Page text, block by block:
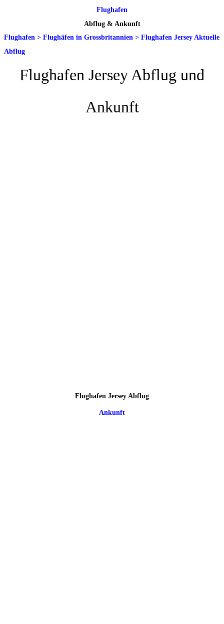
Flughafen
Abflug & Ankunft
Flughafen > Flughäfen in Grossbritannien > Flughafen Jersey Aktuelle
Abflug
Flughafen Jersey Abflug und
Ankunft
Flughafen Jersey Abflug
Ankunft